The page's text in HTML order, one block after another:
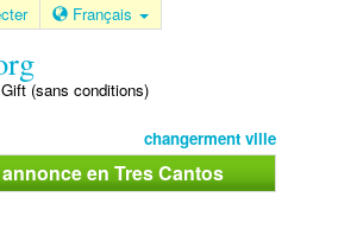
Français
(sans conditions)
changerment ville
en Tres Cantos